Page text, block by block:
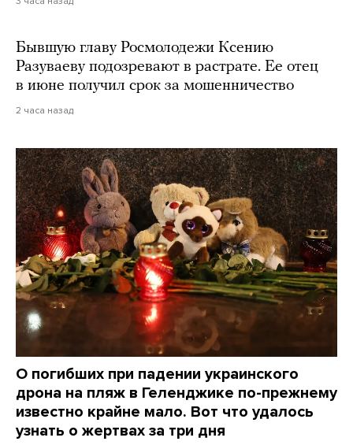
Бывшую главу Росмолодежи Ксению
Разуваеву подозревают в растрате. Ее отец
в июне получил срок за мошенничество
2 часа назад
О погибших при падении украинского
дрона на пляж в Геленджике по-прежнему
известно крайне мало. Вот что удалось
узнать о жертвах за три дня